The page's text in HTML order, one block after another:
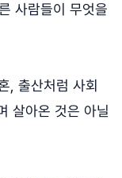
사람들이 무엇을
, 출산처럼 사회
살아온 것은 아닐